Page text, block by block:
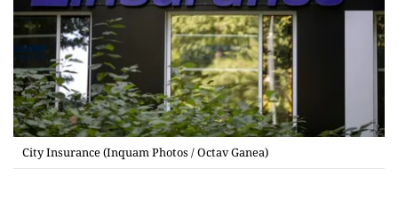
City Insurance (Inquam Photos / Octav Ganea)